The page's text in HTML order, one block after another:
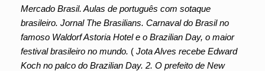
Mercado Brasil. Aulas de português com sotaque
brasileiro. Jornal The Brasilians. Carnaval do Brasil no
famoso Waldorf Astoria Hotel e o Brazilian Day, o maior
festival brasileiro no mundo. ( Jota Alves recebe Edward
Koch no palco do Brazilian Day. 2. O prefeito de New